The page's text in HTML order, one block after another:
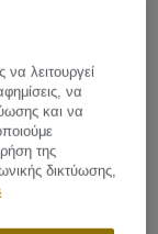
30 -
rigid LVT
λειτουργεί
να
και να
της
δικτύωσης,